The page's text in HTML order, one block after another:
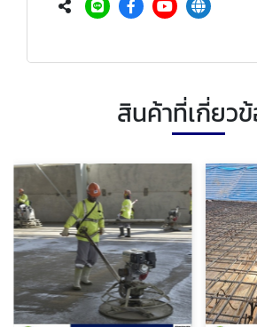
สินค้าที่เกี่ยว